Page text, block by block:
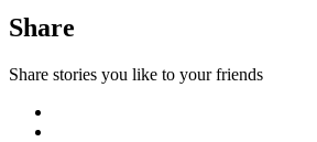
Share
Share stories you like to your friends